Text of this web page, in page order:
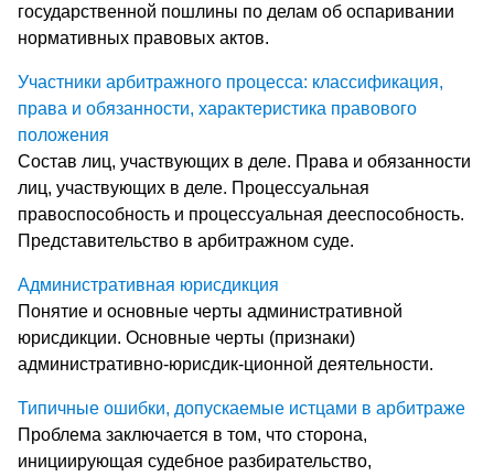
государственной пошлины по делам об оспаривании
нормативных правовых актов.
Участники арбитражного процесса: классификация,
права и обязанности, характеристика правового
положения
Состав лиц, участвующих в деле. Права и обязанности
лиц, участвующих в деле. Процессуальная
правоспособность и процессуальная дееспособность.
Представительство в арбитражном суде.
Административная юрисдикция
Понятие и основные черты административной
юрисдикции. Основные черты (признаки)
административно-юрисдик-ционной деятельности.
Типичные ошибки, допускаемые истцами в арбитраже
Проблема заключается в том, что сторона,
инициирующая судебное разбирательство,